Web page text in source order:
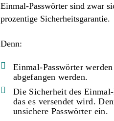
Einmal-Passwörter sind zwar
prozentige Sicherheitsgarantie.
Denn:
Einmal-Passwörter
abgefangen werden.
Die Sicherheit des
das es versendet wird.
unsichere Passwörter ein.